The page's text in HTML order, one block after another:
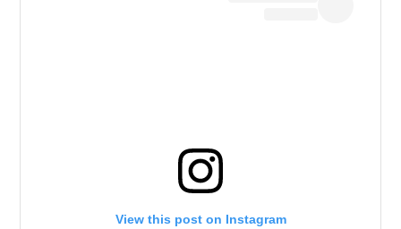
View this post on Instagram